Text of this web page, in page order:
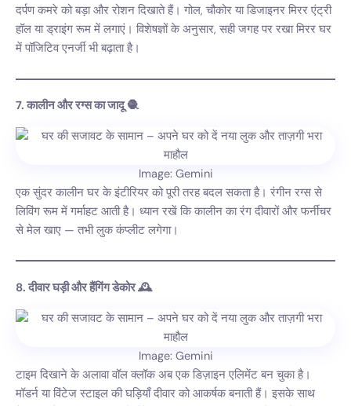
दर्पण कमरे को बड़ा और रोशन दिखाते हैं। गोल, चौकोर या डिजाइनर मिरर एंट्री
हॉल या ड्राइंग रूम में लगाएं। विशेषज्ञों के अनुसार, सही जगह पर रखा मिरर घर
में पॉजिटिव एनर्जी भी बढ़ाता है।
7. कालीन और रग्स का जादू 🧶
Image: Gemini
एक सुंदर कालीन घर के इंटीरियर को पूरी तरह बदल सकता है। रंगीन रग्स से
लिविंग रूम में गर्माहट आती है। ध्यान रखें कि कालीन का रंग दीवारों और फर्नीचर
से मेल खाए — तभी लुक कंप्लीट लगेगा।
8. दीवार घड़ी और हैंगिंग डेकोर 🕰️
Image: Gemini
टाइम दिखाने के अलावा वॉल क्लॉक अब एक डिज़ाइन एलिमेंट बन चुका है।
मॉडर्न या विंटेज स्टाइल की घड़ियाँ दीवार को आकर्षक बनाती हैं। इसके साथ